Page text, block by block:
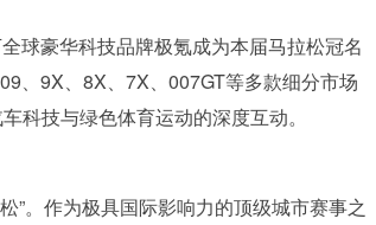
球豪华科技品牌极氪成为本届马拉松冠名
、9X、8X、7X、007GT等多款细分市场
科技与绿色体育运动的深度互动。
”。作为极具国际影响力的顶级城市赛事之